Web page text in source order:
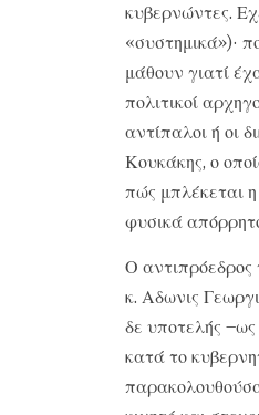
κυβερνώντες.
«συστημικά»)·
μάθουν γιατί
πολιτικοί
αντίπαλοι ή οι
Κουκάκης, ο
πώς μπλέκεται
φυσικά
Ο αντιπρόεδρος
κ. Αδωνις
δε υποτελής
κατά το